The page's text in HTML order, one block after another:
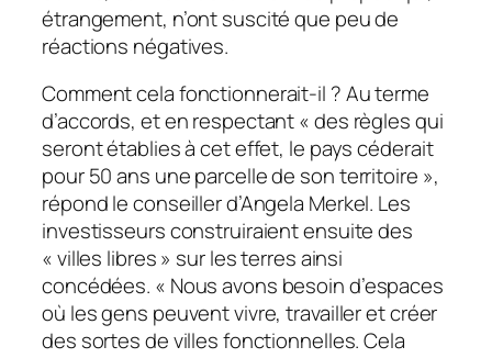
étrangement, n’ont suscité que peu de
réactions négatives.
Comment cela fonctionnerait-il ? Au terme
d’accords, et en respectant « des règles qui
seront établies à cet effet, le pays céderait
pour 50 ans une parcelle de son territoire »,
répond le conseiller d’Angela Merkel. Les
investisseurs construiraient ensuite des
« villes libres » sur les terres ainsi
concédées. « Nous avons besoin d’espaces
où les gens peuvent vivre, travailler et créer
des sortes de villes fonctionnelles. Cela